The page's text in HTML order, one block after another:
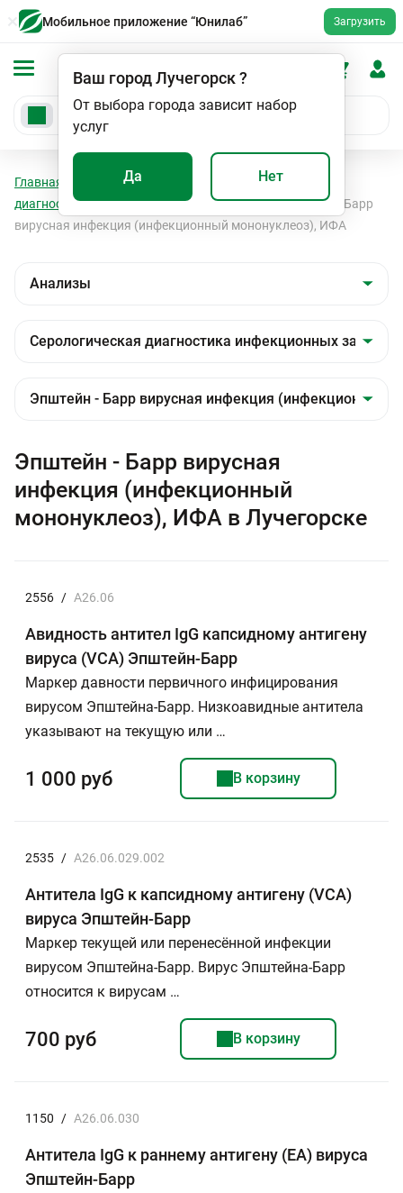
Мобильное приложение “Юнилаб” Загрузить
Ваш городЛучегорск?
От выбора города зависит набор
услуг
Да Нет
Главная Анализы
Серологическая
диагностика инфекционных заболеваний
Эпштейн - Барр
вирусная инфекция (инфекционный мононуклеоз), ИФА
Эпштейн - Барр вирусная
инфекция (инфекционный
мононуклеоз), ИФА в Лучегорске
2556 / А26.06
Авидность антител IgG капсидному антигену
вируса (VCA) Эпштейн-Барр
Маркер давности первичного инфицирования
вирусом Эпштейна-Барр. Низкоавидные антитела
указывают на текущую или …
1 000 руб В корзину
2535 / A26.06.029.002
Антитела IgG к капсидному антигену (VCA)
вируса Эпштейн-Барр
Маркер текущей или перенесённой инфекции
вирусом Эпштейна-Барр. Вирус Эпштейна-Барр
относится к вирусам …
700 руб В корзину
1150 / A26.06.030
Антитела IgG к раннему антигену (ЕА) вируса
Эпштейн-Барр